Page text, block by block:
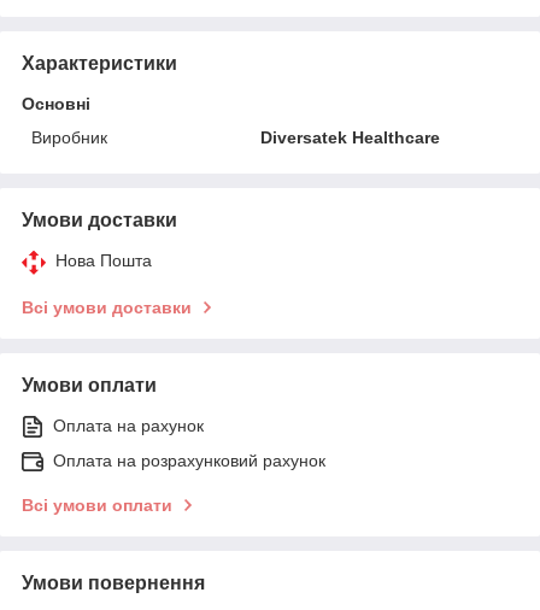
Характеристики
Основні
Виробник
Diversatek Healthcare
Умови доставки
Нова Пошта
Всі умови доставки
Умови оплати
Оплата на рахунок
Оплата на розрахунковий рахунок
Всі умови оплати
Умови повернення